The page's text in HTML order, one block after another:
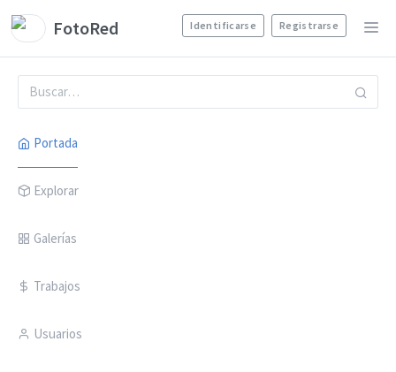
FotoRed Identificarse Registrarse
Portada
Explorar
Galerías
Trabajos
Usuarios